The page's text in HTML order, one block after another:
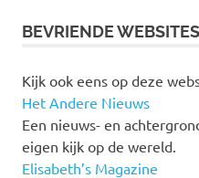
BEVRIENDE
Kijk ook eens op deze
Het Andere Nieuws
Een nieuws- en
eigen kijk op de wereld.
Elisabeth’s Magazine